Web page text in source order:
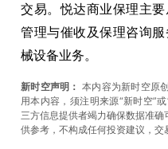
交易。悦达商业保理主
管理与催收及保理咨询
械设备业务。
新时空声明： 本内容为新时空原
用本内容，须注明来源“新时空”或
三方信息提供者竭力确保数据准
供参考，不构成任何投资建议，交